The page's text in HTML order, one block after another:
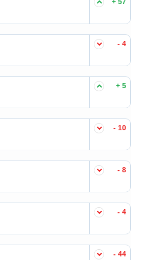
- 4
+ 5
- 10
- 8
- 4
- 44